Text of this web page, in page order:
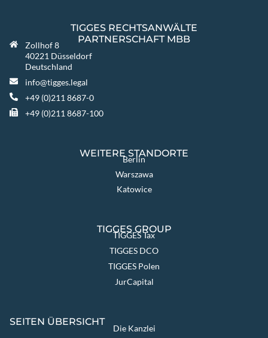
TIGGES RECHTSANWÄLTE
PARTNERSCHAFT MBB
Zollhof 8
40221 Düsseldorf
Deutschland
info@tigges.legal
+49 (0)211 8687-0
+49 (0)211 8687-100
WEITERE STANDORTE
Berlin
Warszawa
Katowice
TIGGES GROUP
TIGGES Tax
TIGGES DCO
TIGGES Polen
JurCapital
SEITEN ÜBERSICHT
Die Kanzlei